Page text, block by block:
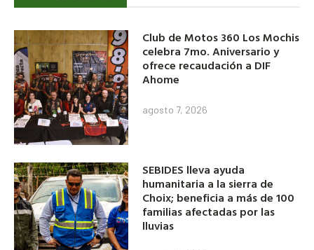
Club de Motos 360 Los Mochis
celebra 7mo. Aniversario y
ofrece recaudación a DIF
Ahome
agosto 7, 2026
SEBIDES lleva ayuda
humanitaria a la sierra de
Choix; beneficia a más de 100
familias afectadas por las
lluvias